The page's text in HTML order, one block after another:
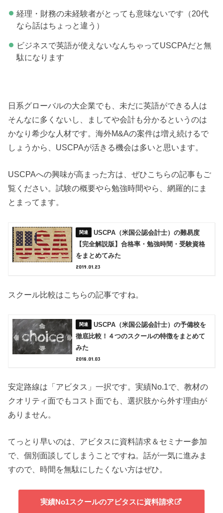
経理・財務の未経験者がとっても意味ないです（20代
なら話はちょっと違う）
ビジネスで英語が使えないなんちゃってUSCPAだと無
駄になります
日系グローバルの大企業でも、未だに英語ができる人は
そんなに多くないし、ましてや会計も分かるというのは
かなり希少な人材です。海外M&Aの案件は増え続けるで
しょうから、USCPAが活きる機会は多いと思います。
USCPAへの興味が高まった方は、ぜひこちらの記事もご
覧ください。試験の概要やら勉強時間やら、網羅的にま
とまってます。
USCPA（米国公認会計士）の難易度
【完全解説版】合格率・勉強時間・受験資格
をまとめてみた
2019.01.23
スクール比較はこちらの記事ですね。
USCPA（米国公認会計士）の予備校を
徹底比較！４つのスクールの特徴をまとめて
みた
2018.01.03
安定路線は「アビタス」一択です。実績No.1で、教材の
クオリティ面でもコスト面でも、選択肢から外す理由が
ありません。
てっとり早いのは、アビタスに資料請求＆セミナー参加
で、個別面談してしまうことですね。話が一気に進みま
すので、時間を無駄にしたくない方はぜひ。
実績No1スクールのアビタスに資料請求